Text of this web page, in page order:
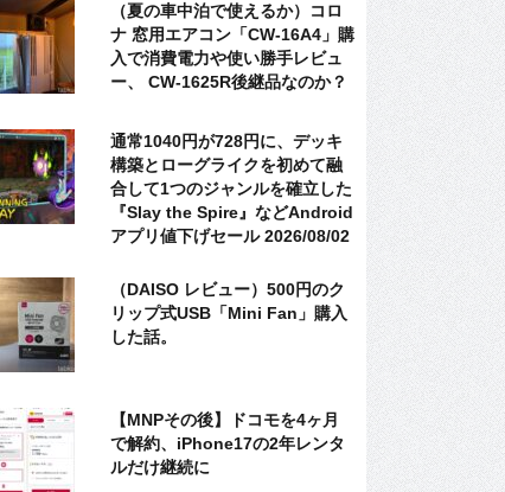
（夏の車中泊で使えるか）コロ
ナ 窓用エアコン「CW-16A4」購
入で消費電力や使い勝手レビュ
ー、 CW-1625R後継品なのか？
通常1040円が728円に、デッキ
構築とローグライクを初めて融
合して1つのジャンルを確立した
『Slay the Spire』などAndroid
アプリ値下げセール 2026/08/02
（DAISO レビュー）500円のク
リップ式USB「Mini Fan」購入
した話。
【MNPその後】ドコモを4ヶ月
で解約、iPhone17の2年レンタ
ルだけ継続に